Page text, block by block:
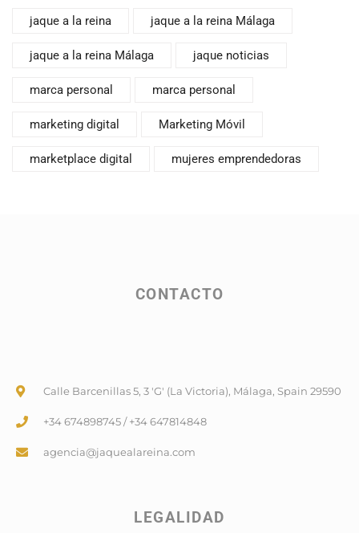
jaque a la reina jaque a la reina Málaga
jaque a la reina Málaga jaque noticias
marca personal marca personal
marketing digital Marketing Móvil
marketplace digital mujeres emprendedoras
CONTACTO
Calle Barcenillas 5, 3 'G' (La Victoria), Málaga, Spain 29590
+34 674898745 / +34 647814848
agencia@jaquealareina.com
LEGALIDAD